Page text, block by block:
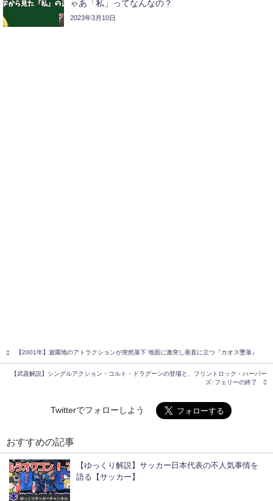
ゃあ「私」ってなんなの？
2023年3月10日
【2001年】遊園地のアトラクションが突然落下 地面に激突し垂直に立つ『カオス墜落』
【武器解説】シングルアクション・コルト・ドラグーンの登場と、フリントロック・ハーパー
ズ･フェリーの終了
Twitterでフォローしよう
おすすめの記事
ゆっくりサッカーチャンネル
【ゆっくり解説】サッカー日本代表の不人気事情を
語る【サッカー】